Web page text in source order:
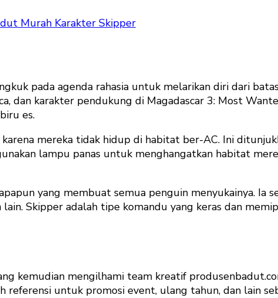
Murah Karakter Skipper
pada agenda rahasia untuk melarikan diri dari
dan karakter pendukung di Magadascar 3: Most
es.
mereka tidak hidup di habitat ber-AC. Ini
lampu panas untuk menghangatkan habitat
yang membuat semua penguin menyukainya. Ia
Skipper adalah tipe komandu yang keras dan
kemudian mengilhami team kreatif
untuk promosi event, ulang tahun, dan lain